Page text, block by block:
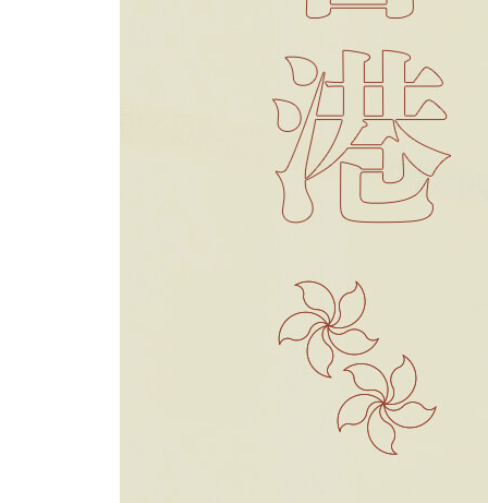
양조위와 탕웨이가 마음의 문을 열었던 베란다 카페
영화 속 주인공들이 일탈을 꿈꾸던 리펄스베이
〈이도공간〉 용감각공원, 세상의 끝에서 사랑을
주성치가 마지막 요리 대결을 펼친 태백 레스토랑
2장 구룡반도에 가면 누구나 누아르의 주인공이 된
홍콩의 대표명물 스타페리와 스타의 거리
〈첨밀밀〉의 캔턴 로드와 〈타락천사〉의 맥도널